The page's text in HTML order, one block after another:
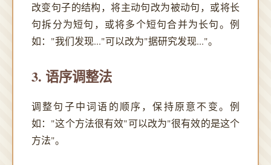
改变句子的结构，将主动句改为被动句，或将长
句拆分为短句，或将多个短句合并为长句。例
如："我们发现..."可以改为"据研究发现..."。
3. 语序调整法
调整句子中词语的顺序，保持原意不变。例
如："这个方法很有效"可以改为"很有效的是这个
方法"。